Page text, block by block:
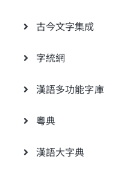
古今文字集成
字統網
漢語多功能字庫
粵典
漢語大字典